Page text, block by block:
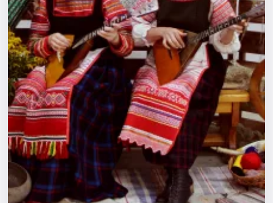
Города
Площадки
Артисты
Рейтинги